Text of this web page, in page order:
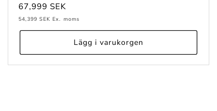
Ordinarie
pris
67,999 SEK
54,399 SEK Ex. moms
Lägg i varukorgen